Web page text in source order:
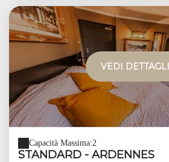
VEDI DETTAGLI
Capacità Massima:2
STANDARD - ARDENNES